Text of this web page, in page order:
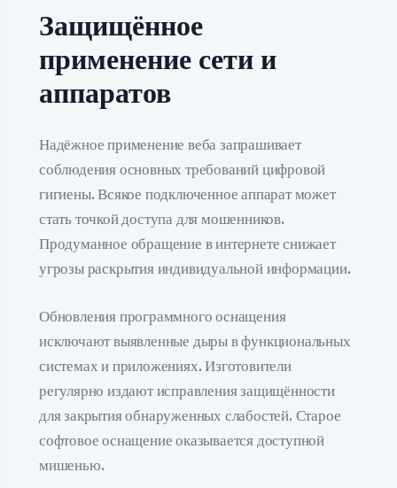
Защищённое
применение сети и
аппаратов
Надёжное применение веба запрашивает
соблюдения основных требований цифровой
гигиены. Всякое подключенное аппарат может
стать точкой доступа для мошенников.
Продуманное обращение в интернете снижает
угрозы раскрытия индивидуальной информации.
Обновления программного оснащения
исключают выявленные дыры в функциональных
системах и приложениях. Изготовители
регулярно издают исправления защищённости
для закрытия обнаруженных слабостей. Старое
софтовое оснащение оказывается доступной
мишенью.